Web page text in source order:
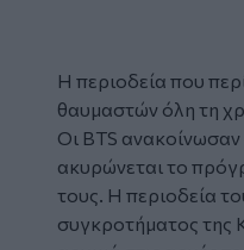
H περιοδεία που
θαυμαστών όλη τη
Οι BTS
ακυρώνεται το
τους. Η περιοδεία
συγκροτήματος της